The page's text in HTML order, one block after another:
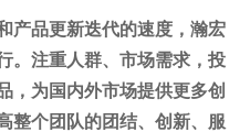
产品更新迭代的速度，瀚宏
。注重人群、市场需求，投
，为国内外市场提供更多创
整个团队的团结、创新、服